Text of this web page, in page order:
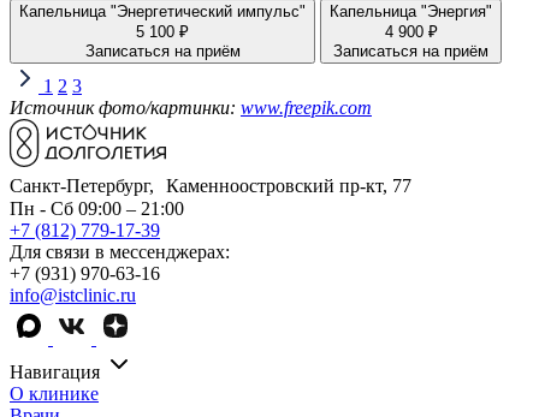
Капельница "Энергетический импульс"
5 100 ₽
Записаться на приём
Капельница "Энергия"
4 900 ₽
Записаться на приём
1 2 3
Источник фото/картинки: www.freepik.com
Санкт-Петербург, Каменноостровский пр-кт, 77
Пн - Сб 09:00 – 21:00
+7 (812) 779-17-39
Для связи в мессенджерах:
+7 (931) 970-63-16
info@istclinic.ru
Навигация
О клинике